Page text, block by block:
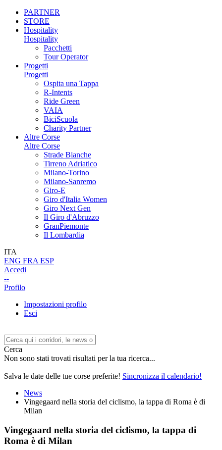
PARTNER
STORE
Hospitality
Hospitality
Pacchetti
Tour Operator
Progetti
Progetti
Ospita una Tappa
R-Intents
Ride Green
VAIA
BiciScuola
Charity Partner
Altre Corse
Altre Corse
Strade Bianche
Tirreno Adriatico
Milano-Torino
Milano-Sanremo
Giro-E
Giro d'Italia Women
Giro Next Gen
Il Giro d'Abruzzo
GranPiemonte
Il Lombardia
ITA
ENG FRA ESP
Accedi
--
Profilo
Impostazioni profilo
Esci
Cerca
Non sono stati trovati risultati per la tua ricerca...
Salva le date delle tue corse preferite! Sincronizza il calendario!
News
Vingegaard nella storia del ciclismo, la tappa di Roma è di
Milan
Vingegaard nella storia del ciclismo, la tappa di
Roma è di Milan